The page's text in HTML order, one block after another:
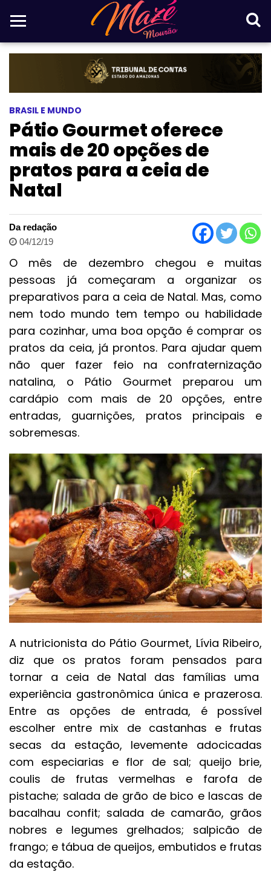
BRASIL E MUNDO
Pátio Gourmet oferece
mais de 20 opções de
pratos para a ceia de
Natal
Da redação
04/12/19
O mês de dezembro chegou e muitas
pessoas já começaram a organizar os
preparativos para a ceia de Natal. Mas, como
nem todo mundo tem tempo ou habilidade
para cozinhar, uma boa opção é comprar os
pratos da ceia, já prontos. Para ajudar quem
não quer fazer feio na confraternização
natalina, o Pátio Gourmet preparou um
cardápio com mais de 20 opções, entre
entradas, guarnições, pratos principais e
sobremesas.
A nutricionista do Pátio Gourmet, Lívia Ribeiro,
diz que os pratos foram pensados para
tornar a ceia de Natal das famílias uma
experiência gastronômica única e prazerosa.
Entre as opções de entrada, é possível
escolher entre mix de castanhas e frutas
secas da estação, levemente adocicadas
com especiarias e flor de sal; queijo brie,
coulis de frutas vermelhas e farofa de
pistache; salada de grão de bico e lascas de
bacalhau confit; salada de camarão, grãos
nobres e legumes grelhados; salpicão de
frango; e tábua de queijos, embutidos e frutas
da estação.